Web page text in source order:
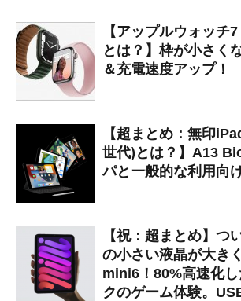
【アップルウォッチ
とは？】枠が小さく
＆充電速度アップ！
【超まとめ：無印
世代)とは？】A13
パと一般的な利用向
【祝：超まとめ】つ
の小さい液晶が大き
mini6！80%高速化
クのゲーム体験。